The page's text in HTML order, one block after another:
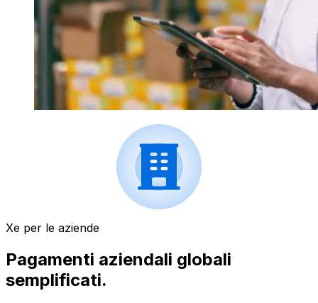
Xe per le aziende
Pagamenti aziendali globali
semplificati.